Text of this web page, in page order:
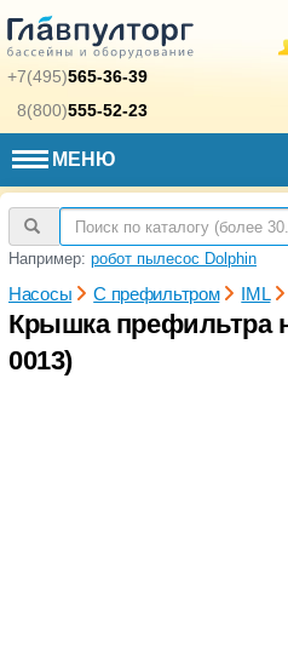
+7(495)565-36-39
8(800)555-52-23
МЕНЮ
Например: робот пылесос Dolphin
Насосы С префильтром IML
Крышка префильтра
0013)